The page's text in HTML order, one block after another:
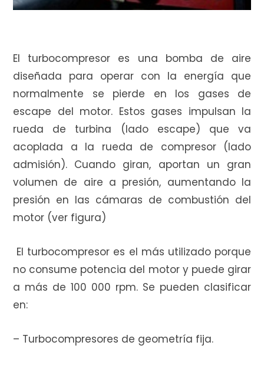
m
p
r
El turbocompresor es una bomba de aire
diseñada para operar con la energía que
normalmente se pierde en los gases de
escape del motor. Estos gases impulsan la
rueda de turbina (lado escape) que va
acoplada a la rueda de compresor (lado
admisión). Cuando giran, aportan un gran
volumen de aire a presión, aumentando la
presión en las cámaras de combustión del
motor (ver figura)
El turbocompresor es el más utilizado porque
no consume potencia del motor y puede girar
a más de 100 000 rpm. Se pueden clasificar
en:
– Turbocompresores de geometría fija.